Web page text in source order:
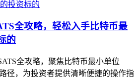
全攻略，轻松入手比特币最
的
全攻略，聚焦比特币最小单位
径，为投资者提供清晰便捷的操作指